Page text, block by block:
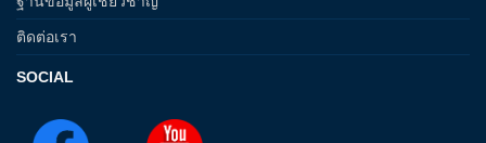
ติดต่อเรา
SOCIAL